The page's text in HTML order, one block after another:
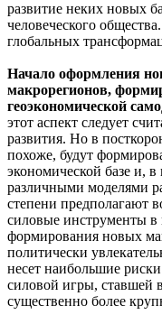
развитие неких новых
человеческого
глобальных
Начало оформления
макрорегионов,
геоэкономической
этот аспект следует
развития. Но в
похоже, будут
экономической базе и,
различными моделями
степени предполагают
силовые инструменты
формирования новых
политически
несет наибольшие
силовой игры, ставшей
существенно более